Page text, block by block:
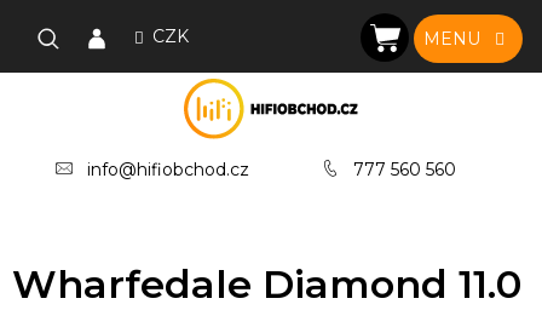
CZK
info@hifiobchod.cz 777 560 560
NÁKUPNÍ
KOŠÍK
Wharfedale Diamond 11.0